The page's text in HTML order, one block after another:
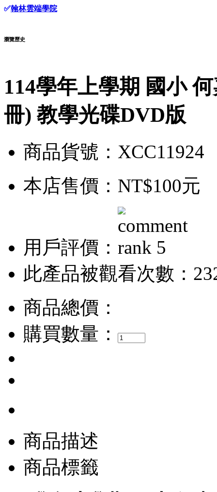
✅翰林雲端學院
瀏覽歷史
114學年上學期 國小
冊) 教學光碟DVD版
商品貨號：XCC11924
本店售價： NT$100元
用戶評價：
此產品被觀看次數：
商品總價：
購買數量：
商品描述
商品標籤